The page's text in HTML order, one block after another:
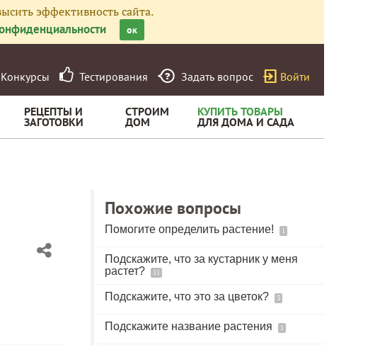
эффективность сайта.
ок
Конкурсы Тестирования Задать вопрос Войти
РЕЦЕПТЫ И
ЗАГОТОВКИ
СТРОИМ
ДОМ
КУПИТЬ ТОВАРЫ
ДЛЯ ДОМА И САДА
Похожие вопросы
Помогите определить растение! 1
Подскажите, что за кустарник у меня
растет?
11
Подскажите, что это за цветок? 3
Подскажите название растения 1